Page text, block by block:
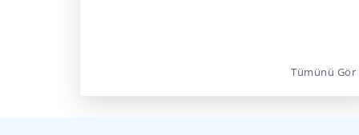
Tümünü Gör